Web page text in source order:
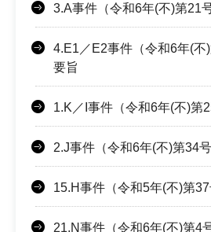
3.A事件（令和6年(不)第21
4.E1／E2事件（令和6年(不
要旨
1.K／I事件（令和6年(不)第
2.J事件（令和6年(不)第34
15.H事件（令和5年(不)第
21.N事件（令和6年(不)第4